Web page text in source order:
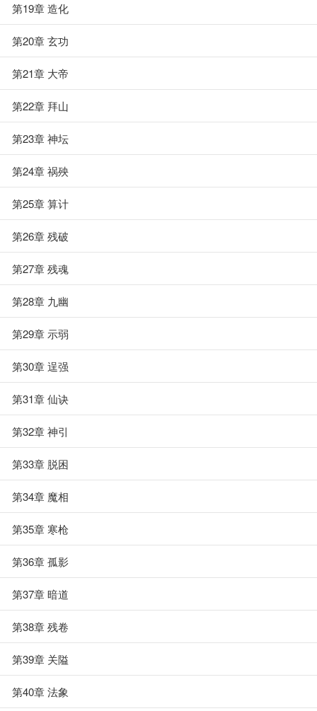
第19章 造化
第20章 玄功
第21章 大帝
第22章 拜山
第23章 神坛
第24章 祸殃
第25章 算计
第26章 残破
第27章 残魂
第28章 九幽
第29章 示弱
第30章 逞强
第31章 仙诀
第32章 神引
第33章 脱困
第34章 魔相
第35章 寒枪
第36章 孤影
第37章 暗道
第38章 残卷
第39章 关隘
第40章 法象